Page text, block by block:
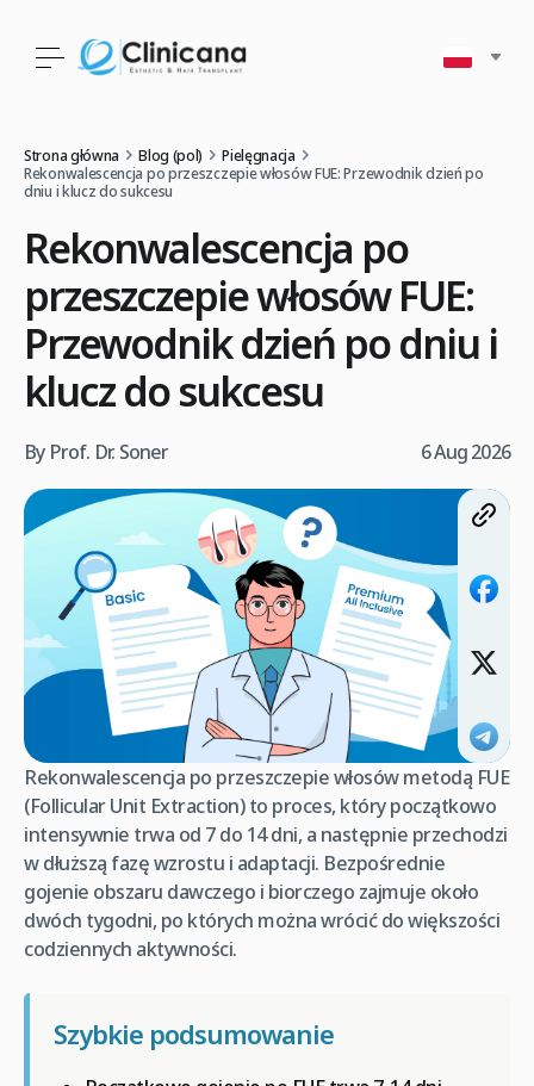
Strona główna Blog (pol)
Pielęgnacja
Rekonwalescencja po przeszczepie włosów FUE: Przewodnik dzień po
dniu i klucz do sukcesu
Rekonwalescencja po
przeszczepie włosów FUE:
Przewodnik dzień po dniu i
klucz do sukcesu
By Prof. Dr. Soner 6 Aug 2026
Rekonwalescencja po przeszczepie włosów metodą FUE
(Follicular Unit Extraction) to proces, który początkowo
intensywnie trwa od 7 do 14 dni, a następnie przechodzi
w dłuższą fazę wzrostu i adaptacji. Bezpośrednie
gojenie obszaru dawczego i biorczego zajmuje około
dwóch tygodni, po których można wrócić do większości
codziennych aktywności.
Szybkie podsumowanie